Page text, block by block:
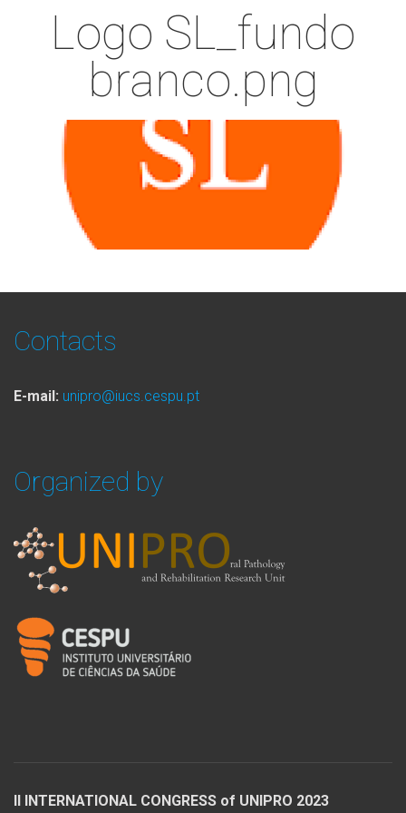
Logo SL_fundo
branco.png
Contacts
E-mail: unipro@iucs.cespu.pt
Organized by
logo unipro75_transparente.png
logo_iucs_cor.png
II INTERNATIONAL CONGRESS of UNIPRO 2023